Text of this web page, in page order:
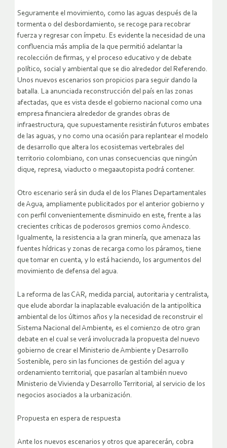
Seguramente el movimiento, como las aguas después de la
tormenta o del desbordamiento, se recoge para recobrar
fuerza y regresar con ímpetu. Es evidente la necesidad de una
confluencia más amplia de la que permitió adelantar la
recolección de firmas, y el proceso educativo y de debate
político, social y ambiental que se dio alrededor del Referendo.
Unos nuevos escenarios son propicios para seguir dando la
batalla. La anunciada reconstrucción del país en las zonas
afectadas, que es vista desde el gobierno nacional como una
empresa financiera alrededor de grandes obras de
infraestructura, que supuestamente resistirán futuros embates
de las aguas, y no como una ocasión para replantear el modelo
de desarrollo que altera los ecosistemas vertebrales del
territorio colombiano, con unas consecuencias que ningún
dique, represa, viaducto o megaautopista podrá contener.
Otro escenario será sin duda el de los Planes Departamentales
de Agua, ampliamente publicitados por el anterior gobierno y
con perfil convenientemente disminuido en este, frente a las
crecientes críticas de poderosos gremios como Andesco.
Igualmente, la resistencia a la gran minería, que amenaza las
fuentes hídricas y zonas de recarga como los páramos, tiene
que tomar en cuenta, y lo está haciendo, los argumentos del
movimiento de defensa del agua.
La reforma de las CAR, medida parcial, autoritaria y centralista,
que elude abordar la inaplazable evaluación de la antipolítica
ambiental de los últimos años y la necesidad de reconstruir el
Sistema Nacional del Ambiente, es el comienzo de otro gran
debate en el cual se verá involucrada la propuesta del nuevo
gobierno de crear el Ministerio de Ambiente y Desarrollo
Sostenible, pero sin las funciones de gestión del agua y
ordenamiento territorial, que pasarían al también nuevo
Ministerio de Vivienda y Desarrollo Territorial, al servicio de los
negocios asociados a la urbanización.
Propuesta en espera de respuesta
Ante los nuevos escenarios y otros que aparecerán, cobra